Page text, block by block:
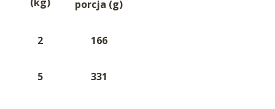
porcja (g)
2 166
5 331